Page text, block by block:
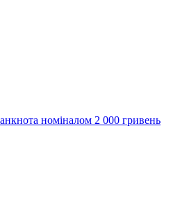
номіналом 2 000 гривень